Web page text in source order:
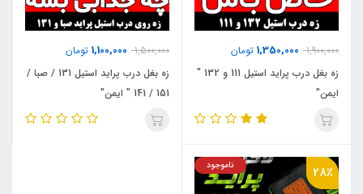
1,900,000
1,350,000 تومان
زه بغل درب پراید استیل 111 و 132 "
ایمن"
1,500,000
1,100,000 تومان
زه بغل درب پراید استیل 131 / صبا /
151 / 141 " ایمن"
28٪ ناموجود